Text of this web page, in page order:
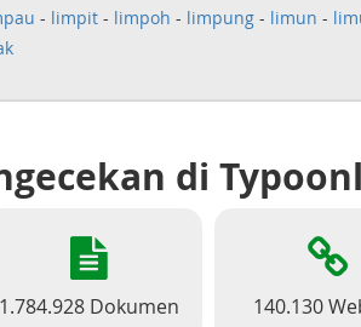
- limpit- limpoh - limpung- limun -
di
1.784.928 Dokumen 140.130